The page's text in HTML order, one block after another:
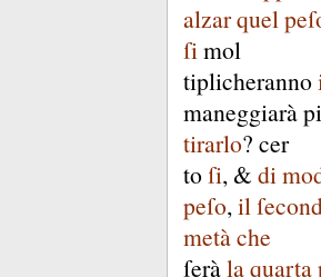
alzarquel
ſi mol
tiplicherannoi
maneggiarà
tirarlo? cer
to ſi, & di
peſo, il
metàche
ſeràlaquarta